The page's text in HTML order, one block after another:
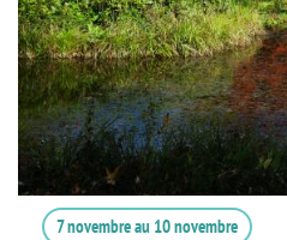
7 novembreau 10 novembre